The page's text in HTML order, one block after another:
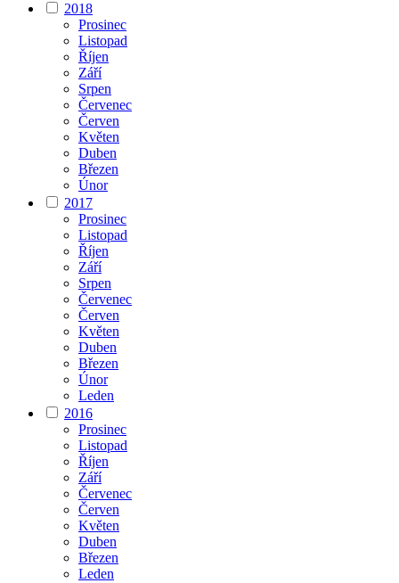
2018
Prosinec
Listopad
Říjen
Září
Srpen
Červenec
Červen
Květen
Duben
Březen
Únor
2017
Prosinec
Listopad
Říjen
Září
Srpen
Červenec
Červen
Květen
Duben
Březen
Únor
Leden
2016
Prosinec
Listopad
Říjen
Září
Červenec
Červen
Květen
Duben
Březen
Leden